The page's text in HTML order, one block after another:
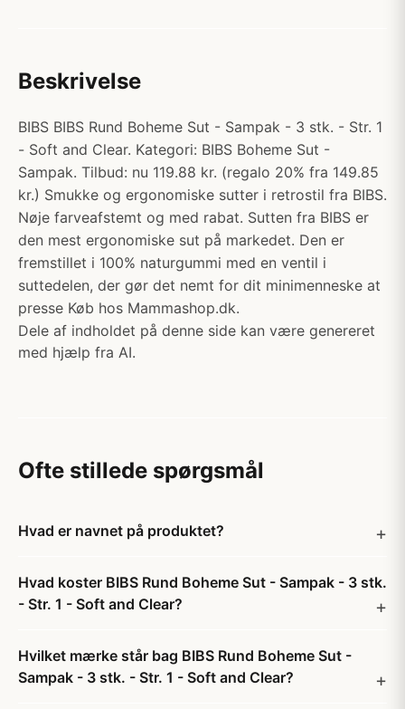
Beskrivelse
BIBS BIBS Rund Boheme Sut - Sampak - 3 stk. - Str. 1
- Soft and Clear. Kategori: BIBS Boheme Sut -
Sampak. Tilbud: nu 119.88 kr. (regalo 20% fra 149.85
kr.) Smukke og ergonomiske sutter i retrostil fra BIBS.
Nøje farveafstemt og med rabat. Sutten fra BIBS er
den mest ergonomiske sut på markedet. Den er
fremstillet i 100% naturgummi med en ventil i
suttedelen, der gør det nemt for dit minimenneske at
presse Køb hos Mammashop.dk.
Dele af indholdet på denne side kan være genereret
med hjælp fra AI.
Ofte stillede spørgsmål
Hvad er navnet på produktet?
Hvad koster BIBS Rund Boheme Sut - Sampak - 3 stk.
- Str. 1 - Soft and Clear?
Hvilket mærke står bag BIBS Rund Boheme Sut -
Sampak - 3 stk. - Str. 1 - Soft and Clear?